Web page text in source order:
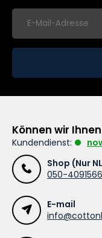
Können wir
Kundendienst:
Shop (Nur
050-4091566
E-mail